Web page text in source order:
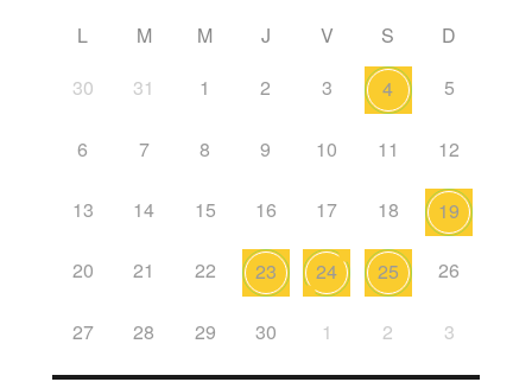
L M M J V S
D
30
31 1 2 3 4 5
6 7 8 9 10 11 12
13 14 15 16 17 18 19
20 21 22 23 24 25 26
27 28 29 30 1 2 3